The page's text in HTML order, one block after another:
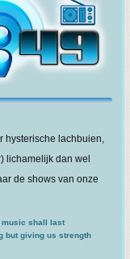
hysterische lachbuien,
lichamelijk dan wel
de shows van onze
music shall last
but giving us strength